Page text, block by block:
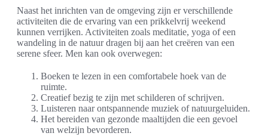
Naast het inrichten van de omgeving zijn er verschillende
activiteiten die de ervaring van een prikkelvrij weekend
kunnen verrijken. Activiteiten zoals meditatie, yoga of een
wandeling in de natuur dragen bij aan het creëren van een
serene sfeer. Men kan ook overwegen:
Boeken te lezen in een comfortabele hoek van de
ruimte.
Creatief bezig te zijn met schilderen of schrijven.
Luisteren naar ontspannende muziek of natuurgeluiden.
Het bereiden van gezonde maaltijden die een gevoel
van welzijn bevorderen.